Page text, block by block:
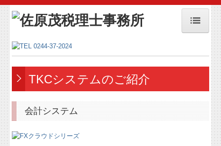
ホーム
事務所紹介
メディア掲載
メディア掲載 戦略経営者2025年1月号
TKCシステムのご紹介
会計システム